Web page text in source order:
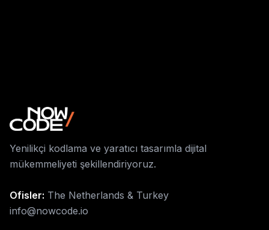
Yenilikçi kodlama ve yaratıcı tasarımla dijital
mükemmeliyeti şekillendiriyoruz.
Ofisler: The Netherlands & Turkey
info@nowcode.io